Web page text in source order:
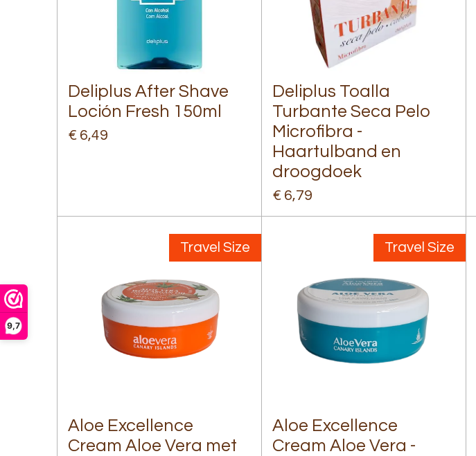
9,7
Deliplus After Shave
Loción Fresh 150ml
€ 6,49
Deliplus Toalla
Turbante Seca Pelo
Microfibra -
Haartulband en
droogdoek
€ 6,79
Travel Size
Aloe Excellence
Cream Aloe Vera met
Travel Size
Aloe Excellence
Cream Aloe Vera -